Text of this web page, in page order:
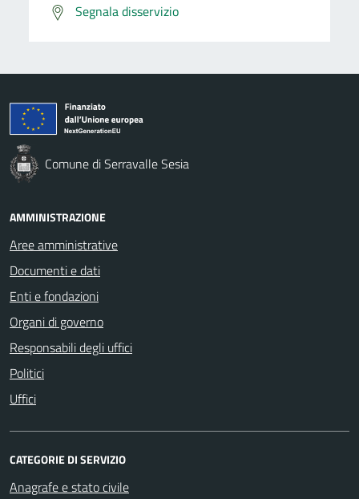
Segnala disservizio
Comune di Serravalle Sesia
AMMINISTRAZIONE
Aree amministrative
Documenti e dati
Enti e fondazioni
Organi di governo
Responsabili degli uffici
Politici
Uffici
CATEGORIE DI SERVIZIO
Anagrafe e stato civile